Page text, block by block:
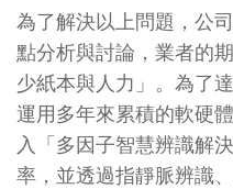
為了解決以上問題，公
點分析與討論，業者的
少紙本與人力」。為了
運用多年來累積的軟硬
入「多因子智慧辨識解
率，並透過指靜脈辨識